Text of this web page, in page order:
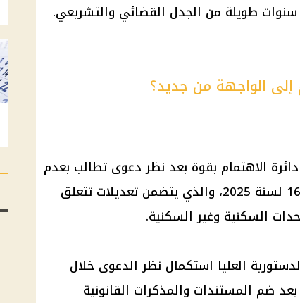
سنوات طويلة من الجدل القضائي والتشريعي.
إلى الواجهة من جديد؟
الاهتمام بقوة بعد نظر دعوى تطالب بعدم
دستورية بعض مواد القانون رقم 164 لسنة 2025، والذي يتضمن تعديلات تتعلق
السكنية وغير السكنية.
العليا استكمال نظر الدعوى خلال
المقبل، بعد ضم المستندات والمذكرات القانونية